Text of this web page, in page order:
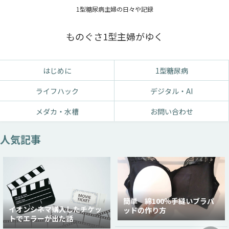
1型糖尿病主婦の日々や記録
ものぐさ1型主婦がゆく
はじめに
1型糖尿病
ライフハック
デジタル・AI
メダカ・水槽
お問い合わせ
人気記事
イオンシネマ購入したチケッ
トでエラーが出た話
簡単 綿100％手縫いブラパ
ッドの作り方